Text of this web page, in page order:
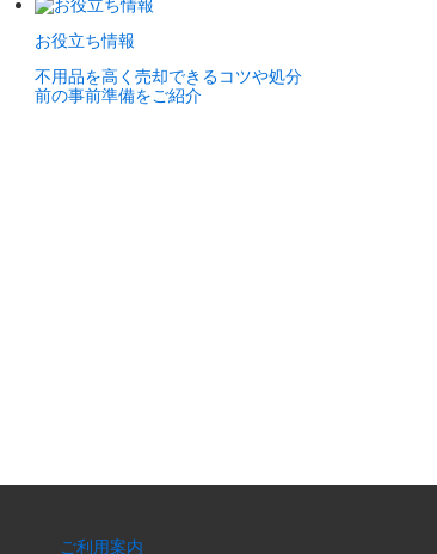
お役立ち情報
不用品を高く売却できるコツや処分
前の事前準備をご紹介
ご利用案内